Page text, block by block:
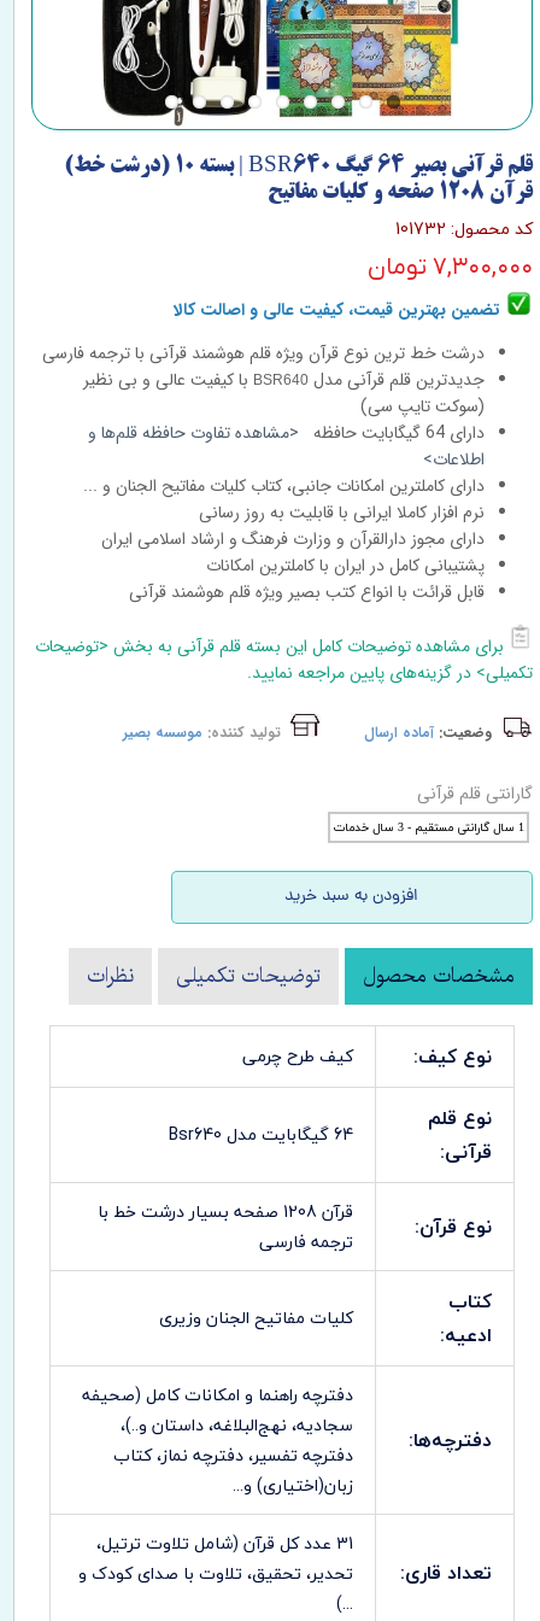
قلم قرآنی بصیر 64 گیگ BSR640 | بسته 10 (درشت خط)
قرآن 1208 صفحه و کلیات مفاتیح
کد محصول: 101732
۷,۳۰۰,۰۰۰ تومان
تضمین بهترین قیمت، کیفیت عالی و اصالت کالا
درشت خط ترین نوع قرآن ویژه قلم هوشمند قرآنی با ترجمه فارسی
جدیدترین قلم قرآنی مدل BSR640 با کیفیت عالی و بی نظیر
(سوکت تایپ سی)
دارای 64 گیگابایت حافظه
<مشاهده تفاوت حافظه قلم‌ها و
اطلاعات>
دارای کاملترین امکانات جانبی، کتاب کلیات مفاتیح الجنان و ...
نرم افزار کاملا ایرانی با قابلیت به روز رسانی
دارای مجوز دارالقرآن و وزارت فرهنگ و ارشاد اسلامی ایران
پشتیبانی کامل در ایران با کاملترین امکانات
قابل قرائت با انواع کتب بصیر ویژه قلم هوشمند قرآنی
برای مشاهده توضیحات کامل این بسته قلم قرآنی به بخش <توضیحات
تکمیلی> در گزینه‌های پایین مراجعه نمایید.
وضعیت: آماده ارسال تولید کننده: موسسه بصیر
گارانتی قلم قرآنی
1 سال گارانتی مستقیم - 3 سال خدمات
افزودن به سبد خرید
مشخصات محصول توضیحات تکمیلی نظرات
نوع کیف: کیف طرح چرمی
نوع قلم
قرآنی:
64 گیگابایت مدل Bsr640
نوع قرآن:
قرآن 1208 صفحه بسیار درشت خط با
ترجمه فارسی
کتاب
ادعیه:
کلیات مفاتیح الجنان وزیری
دفترچه‌ها:
دفترچه راهنما و امکانات کامل (صحیفه
سجادیه، نهج‌البلاغه، داستان و..)،
دفترچه تفسیر، دفترچه نماز، کتاب
زبان(اختیاری) و...
تعداد قاری:
31 عدد کل قرآن (شامل تلاوت ترتیل،
تحدیر، تحقیق، تلاوت با صدای کودک و
...)